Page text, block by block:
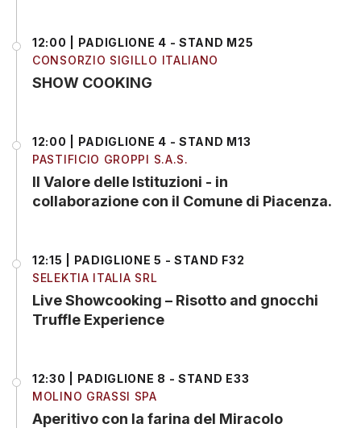
12:00 | PADIGLIONE 4 - STAND M25
CONSORZIO SIGILLO ITALIANO
SHOW COOKING
12:00 | PADIGLIONE 4 - STAND M13
PASTIFICIO GROPPI S.A.S.
Il Valore delle Istituzioni - in
collaborazione con il Comune di Piacenza.
12:15 | PADIGLIONE 5 - STAND F32
SELEKTIA ITALIA SRL
Live Showcooking – Risotto and gnocchi
Truffle Experience
12:30 | PADIGLIONE 8 - STAND E33
MOLINO GRASSI SPA
Aperitivo con la farina del Miracolo